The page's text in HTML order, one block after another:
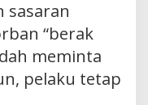
sasaran
“berak
meminta
pelaku tetap